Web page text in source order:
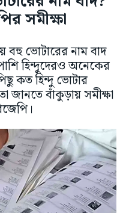
সমীক্ষা
ভোটারের নাম বাদ
হিন্দুদেরও অনেকের
কত হিন্দু ভোটার
বাঁকুড়ায় সমীক্ষা